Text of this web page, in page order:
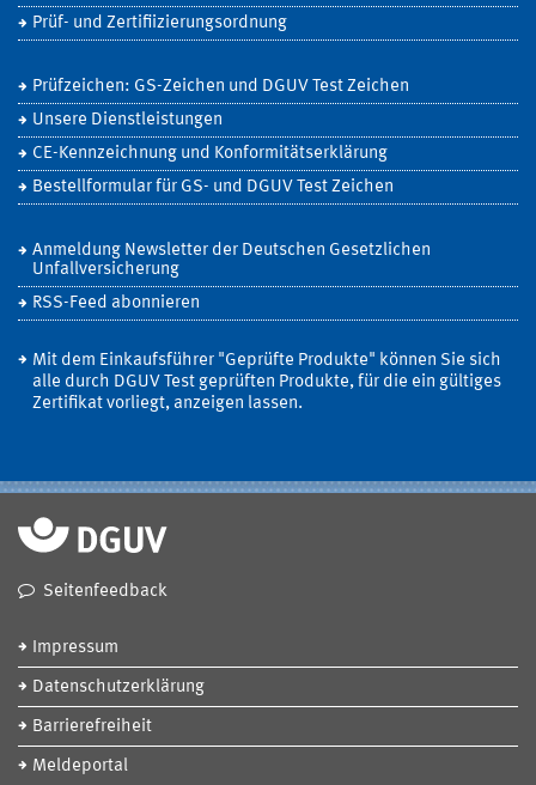
Prüf- und Zertifiizierungsordnung
Prüfzeichen: GS-Zeichen und DGUV Test Zeichen
Unsere Dienstleistungen
CE-Kennzeichnung und Konformitätserklärung
Bestellformular für GS- und DGUV Test Zeichen
Anmeldung Newsletter der Deutschen Gesetzlichen
Unfallversicherung
RSS-Feed abonnieren
Mit dem Einkaufsführer "Geprüfte Produkte" können Sie sich
alle durch DGUV Test geprüften Produkte, für die ein gültiges
Zertifikat vorliegt, anzeigen lassen.
Seitenfeedback
Impressum
Datenschutzerklärung
Barrierefreiheit
Meldeportal